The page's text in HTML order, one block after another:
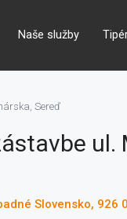
Naše služby
Sereď
Slovensko, 926